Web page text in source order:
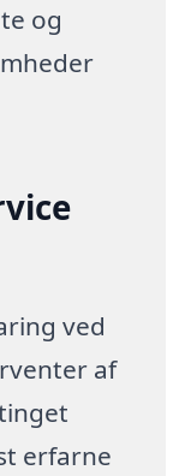
og
ved
af
erfarne